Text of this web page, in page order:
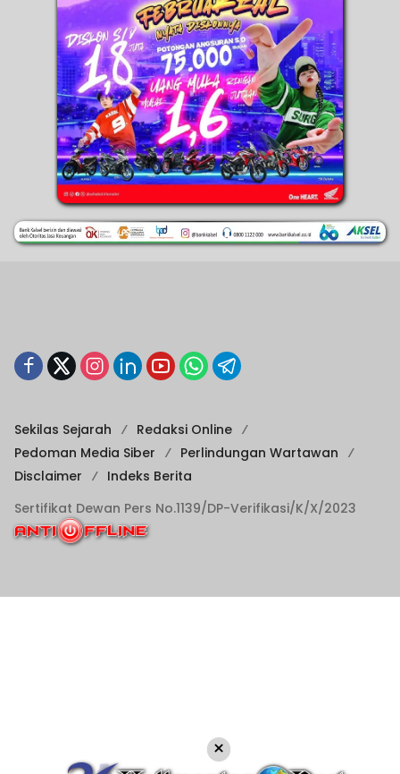
Sekilas Sejarah
Redaksi Online
Pedoman Media Siber
Perlindungan Wartawan
Disclaimer
Indeks Berita
Sertifikat Dewan Pers No.1139/DP-Verifikasi/K/X/2023
×